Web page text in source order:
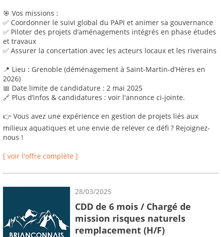
🎯 Vos missions :
✅ Coordonner le suivi global du PAPI et animer sa gouvernance
✅ Piloter des projets d’aménagements intégrés en phase études
et travaux
✅ Assurer la concertation avec les acteurs locaux et les riverains
📍 Lieu : Grenoble (déménagement à Saint-Martin-d’Hères en
2026)
📅 Date limite de candidature : 2 mai 2025
🔗 Plus d’infos & candidatures : voir l'annonce ci-jointe.
👉 Vous avez une expérience en gestion de projets liés aux
milieux aquatiques et une envie de relever ce défi ? Rejoignez-
nous !
[ voir l'offre complète ]
28/03/2025
CDD de 6 mois / Chargé de
mission risques naturels
remplacement (H/F)